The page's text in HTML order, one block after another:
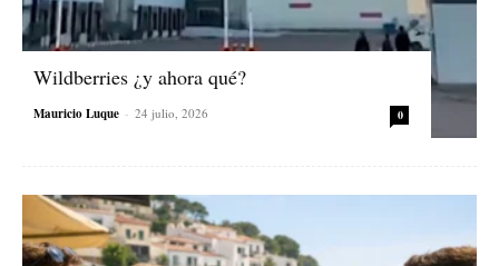
Wildberries ¿y ahora qué?
Mauricio Luque - 24 julio, 2026 0